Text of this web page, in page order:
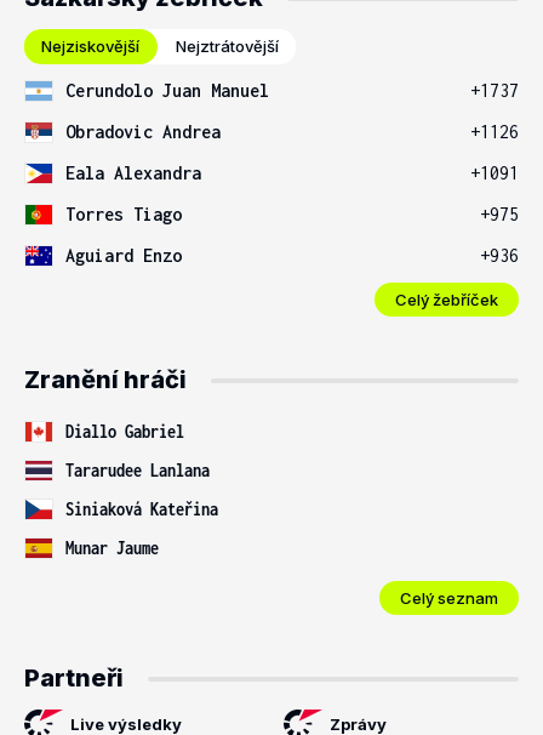
Nejziskovější Nejztrátovější
Cerundolo Juan Manuel
+1737
Obradovic Andrea
+1126
Eala Alexandra
+1091
Torres Tiago
+975
Aguiard Enzo
+936
Celý žebříček
Zranění hráči
Diallo Gabriel
Tararudee Lanlana
Siniaková Kateřina
Munar Jaume
Celý seznam
Partneři
Live výsledky Zprávy